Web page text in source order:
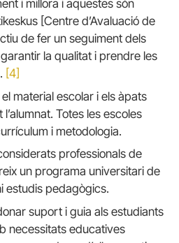
i millora i aquestes són
[Centre d’Avaluació de
de fer un seguiment dels
la qualitat i prendre les
[4]
material escolar i els àpats
Totes les escoles
i metodologia.
professionals de
un programa universitari de
estudis pedagògics.
suport i guia als estudiants
necessitats educatives